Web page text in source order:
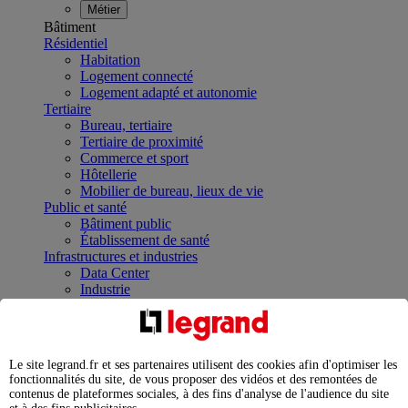
Métier
Bâtiment
Résidentiel
Habitation
Logement connecté
Logement adapté et autonomie
Tertiaire
Bureau, tertiaire
Tertiaire de proximité
Commerce et sport
Hôtellerie
Mobilier de bureau, lieux de vie
Public et santé
Bâtiment public
Établissement de santé
Infrastructures et industries
Data Center
Industrie
Infrastructures
Contrôler et planifier le fonctionnement des appareils
Répartir et optimiser son tableau électrique
Legrand Data Center Solutions : concentrer les
expertises au service de vos performances
Le site legrand.fr et ses partenaires utilisent des cookies afin d'optimiser les
fonctionnalités du site, de vous proposer des vidéos et des remontées de
contenus de plateformes sociales, à des fins d'analyse de l'audience du site